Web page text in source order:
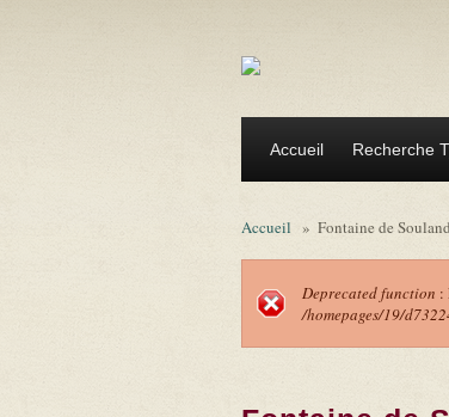
Accueil Recherche
Accueil » Fontaine de
Message
Deprecated function :
/homepages/19/